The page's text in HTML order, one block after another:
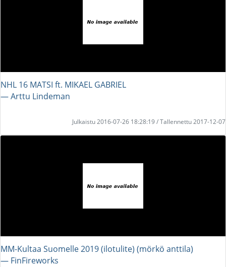
NHL 16 MATSI ft. MIKAEL GABRIEL
― Arttu Lindeman
Julkaistu 2016-07-26 18:28:19 / Tallennettu 2017-12-07
MM-Kultaa Suomelle 2019 (ilotulite) (mörkö anttila)
― FinFireworks